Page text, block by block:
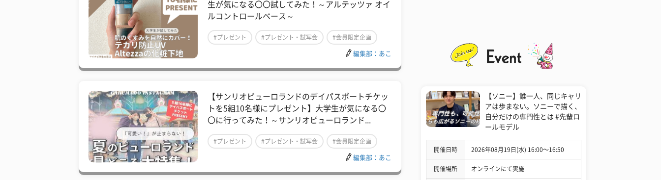
生が気になる〇〇試してみた！～アルテッツァ オイ
ルコントロールベース～
#プレゼント #プレゼント・試写会 #会員限定企画
編集部：あこ
【サンリオピューロランドのデイパスポートチケッ
トを5組10名様にプレゼント】大学生が気になる〇
〇に行ってみた！～サンリオピューロランド...
#プレゼント #プレゼント・試写会 #会員限定企画
編集部：あこ
【ソニー】誰一人、同じキャリ
アは歩まない。ソニーで描く、
自分だけの専門性とは #先輩ロ
ールモデル
開催日時 2026年08月19日(水) 16:00〜16:50
開催場所 オンラインにて実施